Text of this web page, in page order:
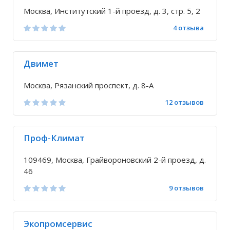
Москва, Институтский 1-й проезд, д. 3, стр. 5, 2
4 отзыва
Двимет
Москва, Рязанский проспект, д. 8-А
12 отзывов
Проф-Климат
109469, Москва, Грайвороновский 2-й проезд, д.
46
9 отзывов
Экопромсервис